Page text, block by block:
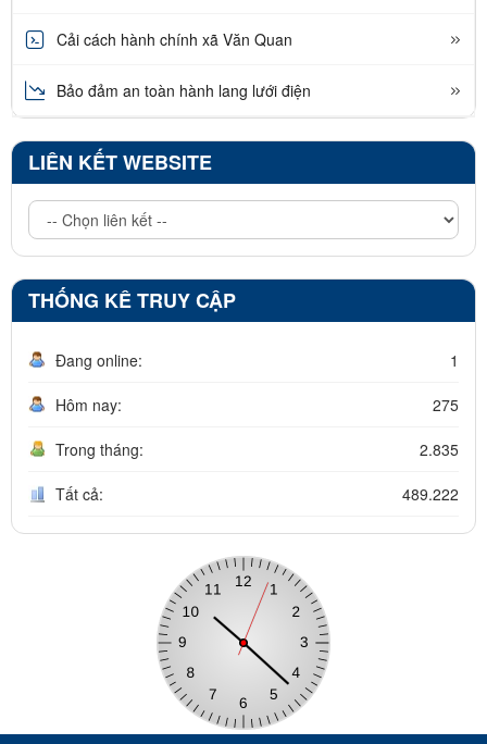
Cải cách hành chính xã Văn Quan
Bảo đảm an toàn hành lang lưới điện
LIÊN KẾT WEBSITE
THỐNG KÊ TRUY CẬP
Đang online: 1
Hôm nay: 275
Trong tháng: 2.835
Tất cả: 489.222